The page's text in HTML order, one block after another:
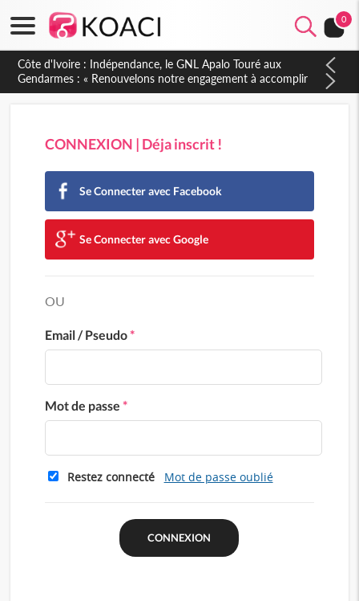
0
Côte d'Ivoire : Indépendance, le GNL Apalo Touré aux
Gendarmes : « Renouvelons notre engagement à accomplir
notre mission avec honneur, discipline, loyauté et
CONNEXION | Déja inscrit !
Se Connecter avec Facebook
Se Connecter avec Google
OU
Email / Pseudo*
Mot de passe *
Restez connecté Mot de passe oublié